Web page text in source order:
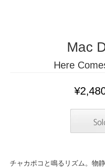
Mac
Here
チャカポコと鳴るリズム。物